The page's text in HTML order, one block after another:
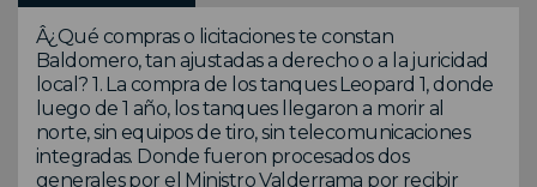
Â¿Qué compras o licitaciones te constan
Baldomero, tan ajustadas a derecho o a la juricidad
local? 1. La compra de los tanques Leopard 1, donde
luego de 1 año, los tanques llegaron a morir al
norte, sin equipos de tiro, sin telecomunicaciones
integradas. Donde fueron procesados dos
generales por el Ministro Valderrama por recibir